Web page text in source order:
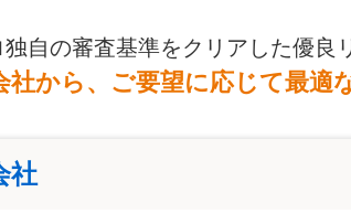
自の審査基準をクリアした優良
から、ご要望に応じて最適
社